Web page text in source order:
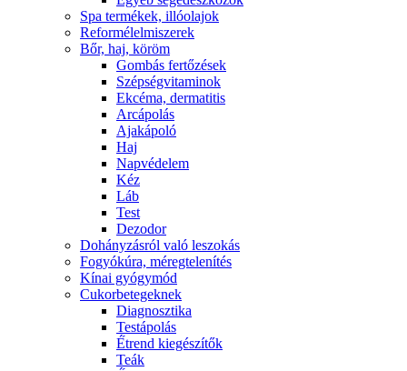
Spa termékek, illóolajok
Reformélelmiszerek
Bőr, haj, köröm
Gombás fertőzések
Szépségvitaminok
Ekcéma, dermatitis
Arcápolás
Ajakápoló
Haj
Napvédelem
Kéz
Láb
Test
Dezodor
Dohányzásról való leszokás
Fogyókúra, méregtelenítés
Kínai gyógymód
Cukorbetegeknek
Diagnosztika
Testápolás
É́trend kiegészítők
Teák